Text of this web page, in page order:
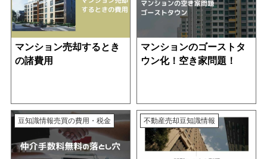
マンション売却するとき
の諸費用
マンションのゴーストタ
ウン化！空き家問題！
豆知識情報売買の費用・税金 不動産売却豆知識情報